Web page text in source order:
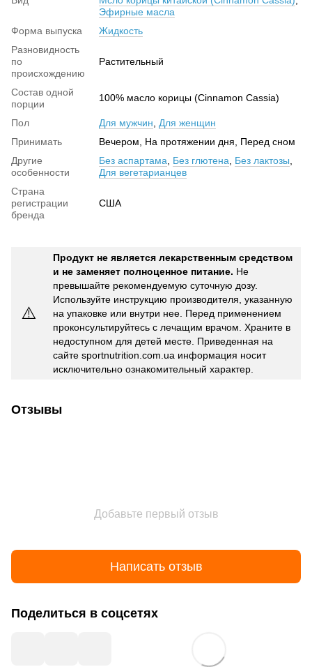
Эфирные масла
Форма выпуска
Жидкость
Разновидность
по
происхождению
Растительный
Состав одной
порции
100% масло корицы (Cinnamon Cassia)
Пол Для мужчин
Для женщин
Принимать
Вечером, На протяжении дня, Перед сном
Другие
особенности
Без аспартама Без глютена Без лактозы
Для вегетарианцев
Страна
регистрации
бренда
США
⚠️
Продукт не является лекарственным средством
и не заменяет полноценное питание. Не
превышайте рекомендуемую суточную дозу.
Используйте инструкцию производителя, указанную
на упаковке или внутри нее. Перед применением
проконсультируйтесь с лечащим врачом. Храните в
недоступном для детей месте. Приведенная на
сайте sportnutrition.com.ua информация носит
исключительно ознакомительный характер.
Отзывы
Добавьте первый отзыв
Написать отзыв
Поделиться в соцсетях